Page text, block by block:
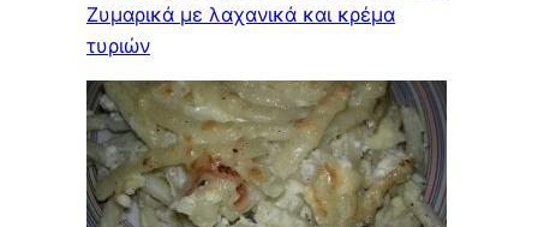
Ζυμαρικά με λαχανικά και κρέμα
τυριών